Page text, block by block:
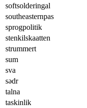
softsolderingal
southeasternpas
sprogpolitik
stenkilskaatten
strummert
sum
sva
sədr
talna
taskinlik